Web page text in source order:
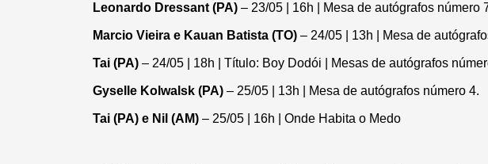
Leonardo Dressant (PA) – 23/05 | 16h | Mesa de autógrafos número
Marcio Vieira e Kauan Batista (TO) – 24/05 | 13h | Mesa de
Tai (PA) – 24/05 | 18h | Título: Boy Dodói | Mesas de autógrafos
Gyselle Kolwalsk (PA) – 25/05 | 13h | Mesa de autógrafos número 4.
Tai (PA) e Nil (AM) – 25/05 | 16h | Onde Habita o Medo